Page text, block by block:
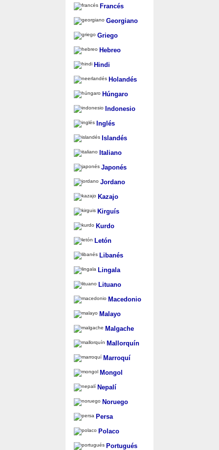
Francés
Georgiano
Griego
Hebreo
Hindi
Holandés
Húngaro
Indonesio
Inglés
Islandés
Italiano
Japonés
Jordano
Kazajo
Kirguís
Kurdo
Letón
Libanés
Lingala
Lituano
Macedonio
Malayo
Malgache
Mallorquín
Marroquí
Mongol
Nepalí
Noruego
Persa
Polaco
Portugués